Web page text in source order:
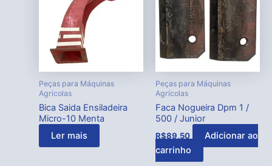
Peças para Máquinas
Agrícolas
Bica Saida Ensiladeira
Micro-10 Menta
Ler mais
Peças para Máquinas
Agrícolas
Faca Nogueira Dpm 1 /
500 / Junior
R$89,50
Adicionar ao
carrinho